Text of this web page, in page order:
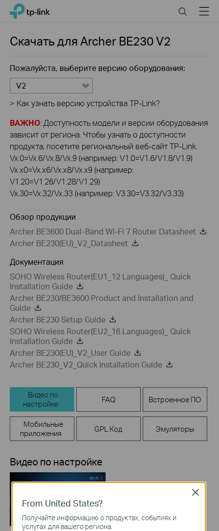
Click
navigation
TP-Link, Reliably Smart SearchMenu
Скачать дляArcher BE230V2
Пожалуйста, выберите версию оборудования:
V2
> Как узнать версию устройства TP-Link?
ВАЖНО: Доступность модели и версии оборудования
зависит от региона. Чтобы узнать о доступности
продукта, посетите региональный веб-сайт TP-Link.
Vx.0=Vx.6/Vx.8/Vx.9 (например: V1.0=V1.6/V1.8/V1.9)
Vx.x0=Vx.x6/Vx.x8/Vx.x9 (например:
V1.20=V1.26/V1.28/V1.29)
Vx.30=Vx.32/Vx.33 (например: V3.30=V3.32/V3.33)
Обзор продукции
Archer BE3600 Dual-Band Wi-Fi 7 Router Datasheet
Archer BE230(EU)_V2_Datasheet
Документация
SOHO Wireless Router(EU1_12 Languages)_ Quick
Installation Guide
Archer BE230/BE3600 Product and Installation and
Guide
Archer BE230 Setup Guide
SOHO Wireless Router(EU2_16 Languages)_ Quick
Installation Guide
Archer BE230(EU)_V2_User Guide
Archer BE230_V2_Quick Installation Guide
Видео по
настройке
FAQ Встроенное ПО
Мобильные
приложения
GPL Код Эмуляторы
Видео по настройке
From United States?
Получайте информацию о продуктах, событиях и
услугах для вашего региона.
Close